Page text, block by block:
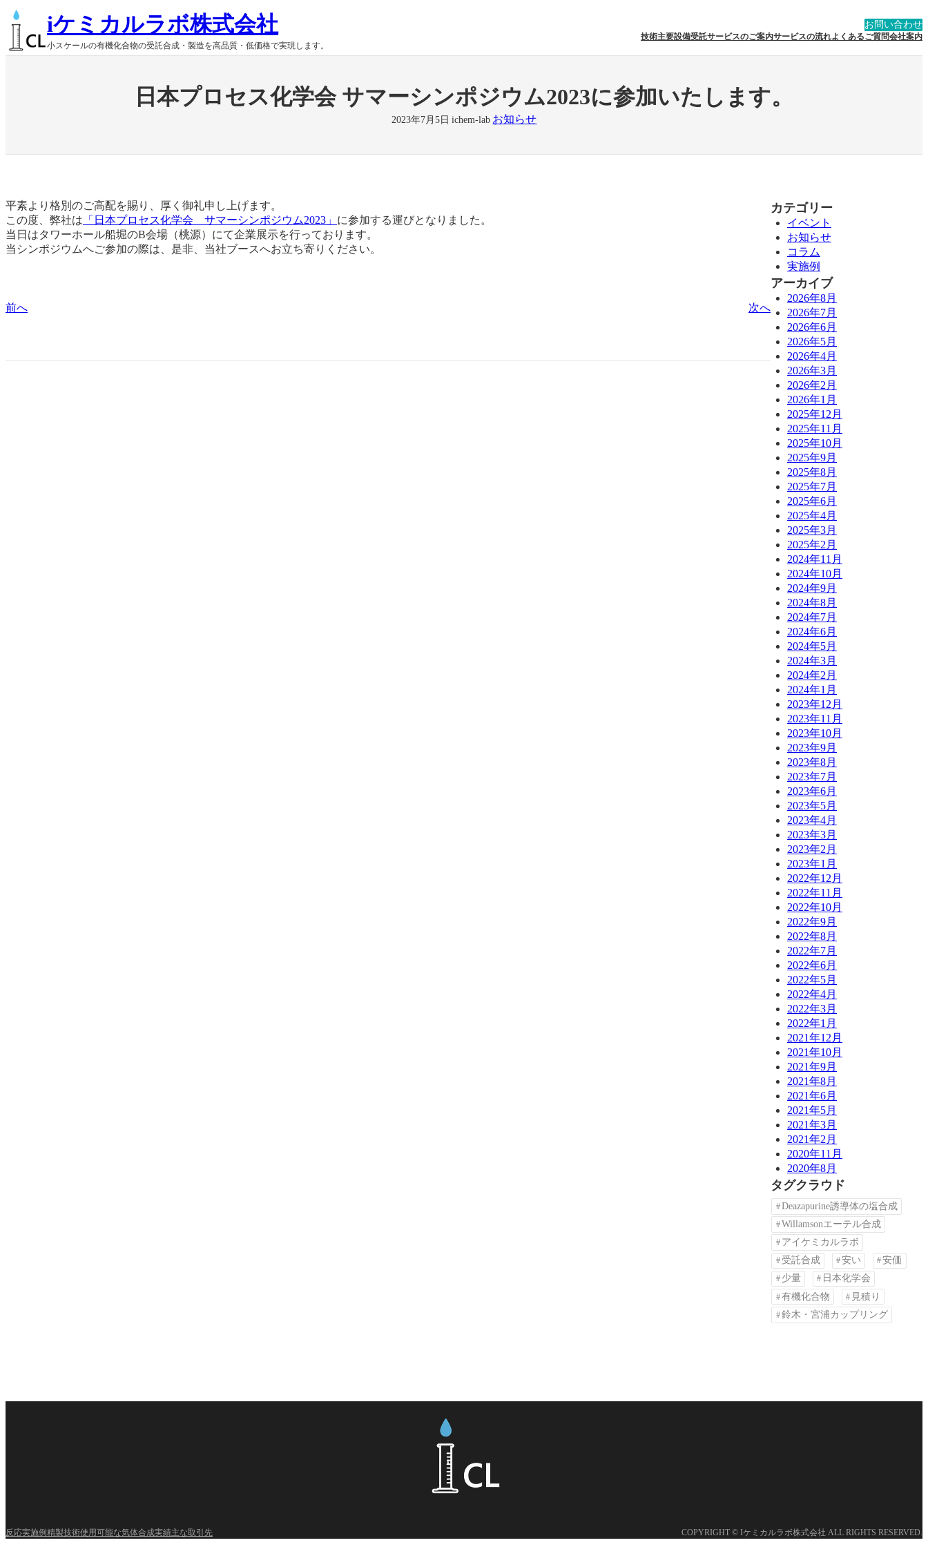
内
容
ス
iケミカルラボ株式会社
小スケールの有機化合物の受託合成・製造を高品質・低価格で実現します。
お問い合わせ
技術主要設備受託サービスのご案内サービスの流れよくあるご質問会社案内
日本プロセス化学会 サマーシンポジウム2023に参加いたします。
2023年7月5日 ichem-lab お知らせ
平素より格別のご高配を賜り、厚く御礼申し上げます。
この度、弊社は 「日本プロセス化学会 サマーシンポジウム2023」 に参加する運びとなりました。
当日はタワーホール船堀のB会場（桃源）にて企業展示を行っております。
当シンポジウムへご参加の際は、是非、当社ブースへお立ち寄りください。
前へ 次へ
カテゴリー
イベント
お知らせ
コラム
実施例
アーカイブ
2026年8月
2026年7月
2026年6月
2026年5月
2026年4月
2026年3月
2026年2月
2026年1月
2025年12月
2025年11月
2025年10月
2025年9月
2025年8月
2025年7月
2025年6月
2025年4月
2025年3月
2025年2月
2024年11月
2024年10月
2024年9月
2024年8月
2024年7月
2024年6月
2024年5月
2024年3月
2024年2月
2024年1月
2023年12月
2023年11月
2023年10月
2023年9月
2023年8月
2023年7月
2023年6月
2023年5月
2023年4月
2023年3月
2023年2月
2023年1月
2022年12月
2022年11月
2022年10月
2022年9月
2022年8月
2022年7月
2022年6月
2022年5月
2022年4月
2022年3月
2022年1月
2021年12月
2021年10月
2021年9月
2021年8月
2021年6月
2021年5月
2021年3月
2021年2月
2020年11月
2020年8月
タグクラウド
Deazapurine誘導体の塩合成
Willamsonエーテル合成
アイケミカルラボ
受託合成
安い
安価
少量
日本化学会
有機化合物
見積り
鈴木・宮浦カップリング
反応実施例精製技術使用可能な気体合成実績主な取引先 COPYRIGHT © Iケミカルラボ株式会社 ALL RIGHTS RESERVED.